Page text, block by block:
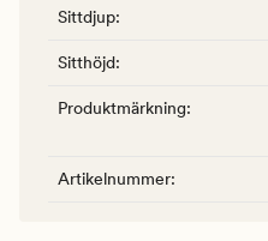
Sittdjup:
Sitthöjd:
Produktmärkning:
Artikelnummer: